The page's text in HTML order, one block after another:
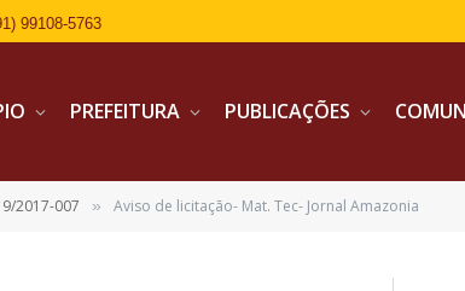
99108-5763
PREFEITURA PUBLICAÇÕES
9/2017-007 » Aviso de licitação- Mat. Tec- Jornal Amazonia